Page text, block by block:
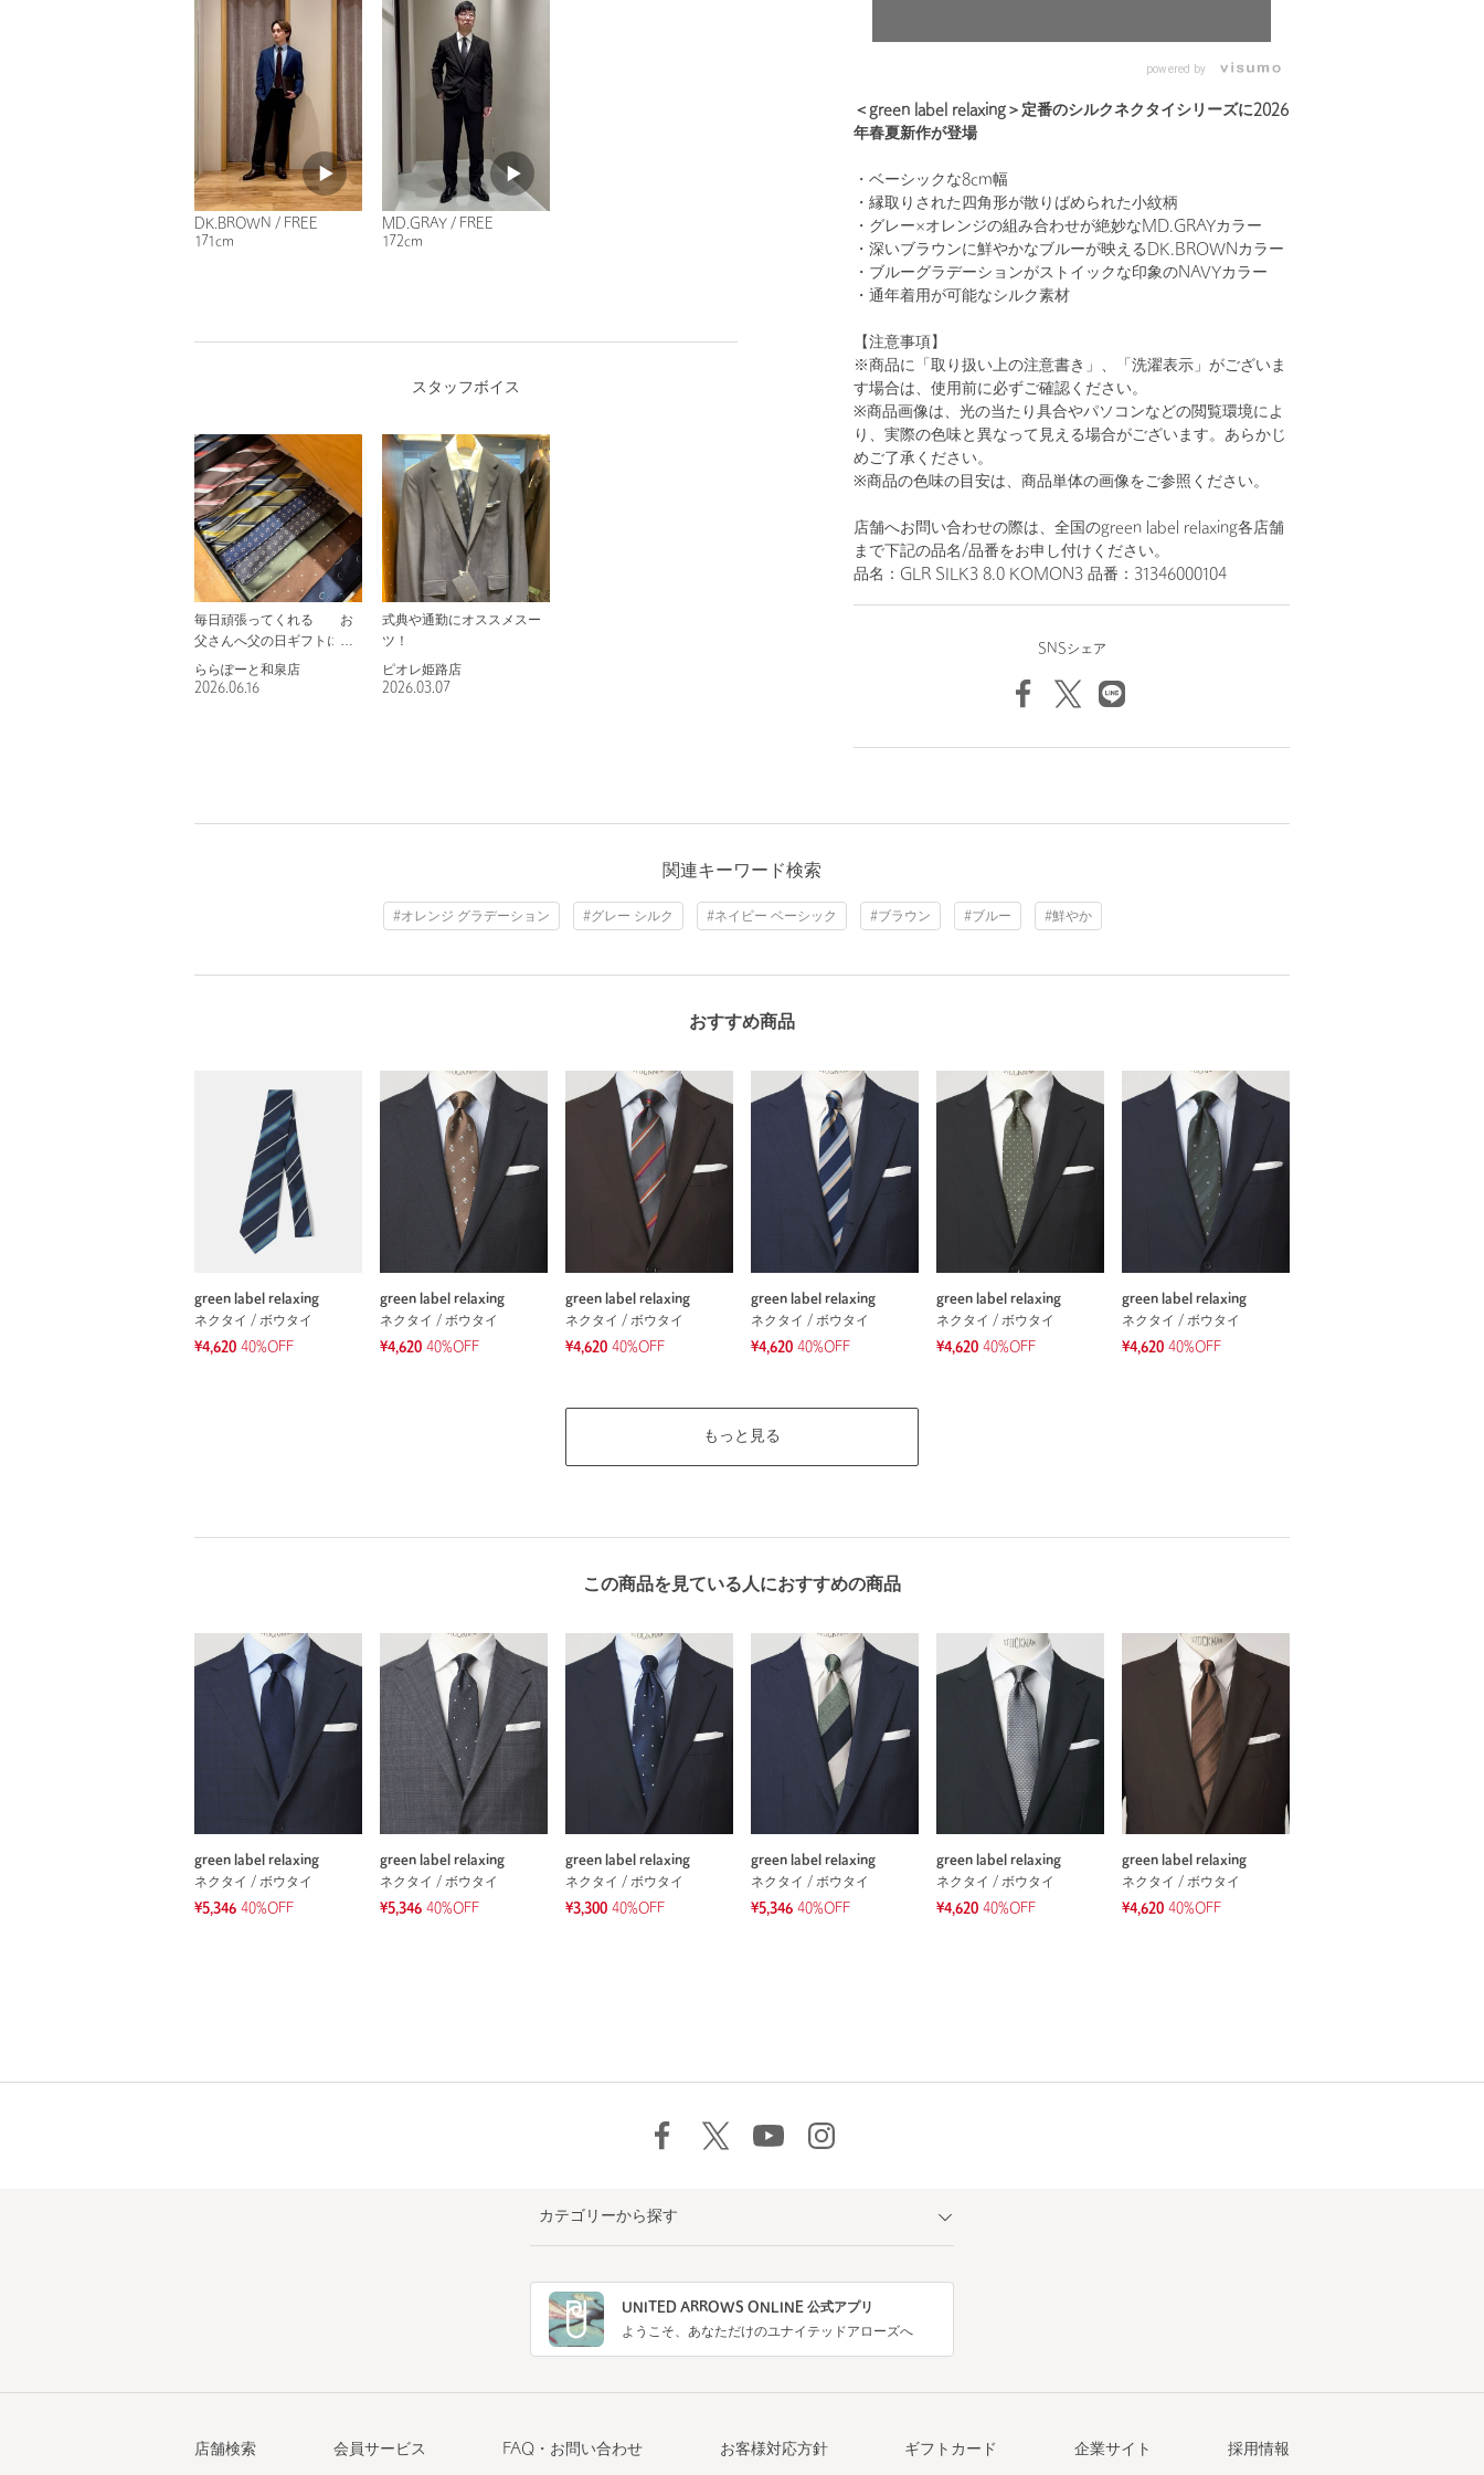
powered by
＜green label relaxing＞定番のシルクネクタイシリーズに2026
年春夏新作が登場
・ベーシックな8cm幅
・縁取りされた四角形が散りばめられた小紋柄
・グレー×オレンジの組み合わせが絶妙なMD.GRAYカラー
・深いブラウンに鮮やかなブルーが映えるDK.BROWNカラー
・ブルーグラデーションがストイックな印象のNAVYカラー
・通年着用が可能なシルク素材
【注意事項】
※商品に「取り扱い上の注意書き」、「洗濯表示」がございま
す場合は、使用前に必ずご確認ください。
※商品画像は、光の当たり具合やパソコンなどの閲覧環境によ
り、実際の色味と異なって見える場合がございます。あらかじ
めご了承ください。
※商品の色味の目安は、商品単体の画像をご参照ください。
店舗へお問い合わせの際は、全国のgreen label relaxing各店舗
まで下記の品名/品番をお申し付けください。
品名：GLR SILK3 8.0 KOMON3 品番：31346000104
SNSシェア
DK.BROWN / FREE
171cm
MD.GRAY / FREE
172cm
スタッフボイス
毎日頑張ってくれる お
父さんへ父の日ギフトにい
かがですか🎁✨
ららぽーと和泉店
2026.06.16
式典や通勤にオススメスー
ツ！
ピオレ姫路店
2026.03.07
関連キーワード検索
#オレンジ グラデーション #グレー シルク #ネイビー ベーシック #ブラウン #ブルー #鮮やか
おすすめ商品
green label relaxing
ネクタイ / ボウタイ
¥4,620 40%OFF
green label relaxing
ネクタイ / ボウタイ
¥4,620 40%OFF
green label relaxing
ネクタイ / ボウタイ
¥4,620 40%OFF
green label relaxing
ネクタイ / ボウタイ
¥4,620 40%OFF
green label relaxing
ネクタイ / ボウタイ
¥4,620 40%OFF
green label relaxing
ネクタイ / ボウタイ
¥4,620 40%OFF
もっと見る
この商品を見ている人におすすめの商品
green label relaxing
ネクタイ / ボウタイ
¥5,346 40%OFF
green label relaxing
ネクタイ / ボウタイ
¥5,346 40%OFF
green label relaxing
ネクタイ / ボウタイ
¥3,300 40%OFF
green label relaxing
ネクタイ / ボウタイ
¥5,346 40%OFF
green label relaxing
ネクタイ / ボウタイ
¥4,620 40%OFF
green label relaxing
ネクタイ / ボウタイ
¥4,620 40%OFF
カテゴリーから探す
UNITED ARROWS ONLINE 公式アプリ
ようこそ、あなただけのユナイテッドアローズへ
店舗検索 会員サービス FAQ・お問い合わせ お客様対応方針 ギフトカード 企業サイト 採用情報